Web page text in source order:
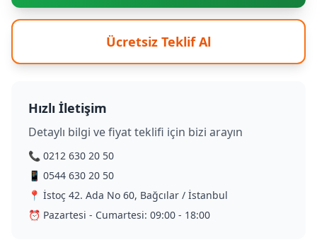
Ücretsiz Teklif Al
Hızlı İletişim
Detaylı bilgi ve fiyat teklifi için bizi arayın
📞 0212 630 20 50
📱 0544 630 20 50
📍 İstoç 42. Ada No 60, Bağcılar / İstanbul
⏰ Pazartesi - Cumartesi: 09:00 - 18:00